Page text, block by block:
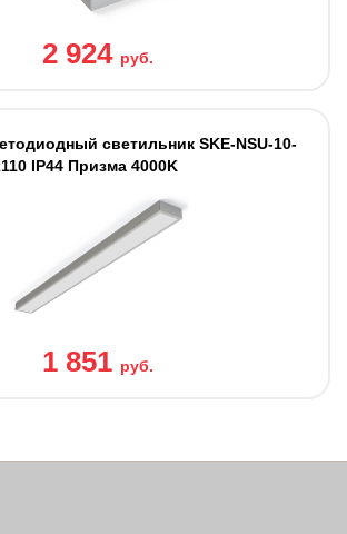
2 924 руб.
светильник SKE-NSU-10-
IP44 Призма 4000K
1 851 руб.